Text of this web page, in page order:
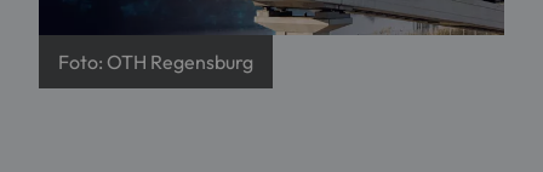
Foto: OTH Regensburg